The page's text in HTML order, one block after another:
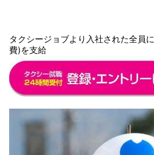
タクシージョブより入社された全員に
費)を支給